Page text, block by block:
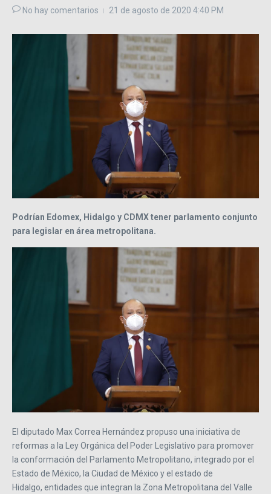
No hay comentarios 21 de agosto de 2020 4:40 PM
Podrían Edomex, Hidalgo y CDMX tener parlamento conjunto
para legislar en área metropolitana.
El diputado Max Correa Hernández propuso una iniciativa de
reformas a la Ley Orgánica del Poder Legislativo para promover
la conformación del Parlamento Metropolitano, integrado por el
Estado de México, la Ciudad de México y el estado de
Hidalgo, entidades que integran la Zona Metropolitana del Valle